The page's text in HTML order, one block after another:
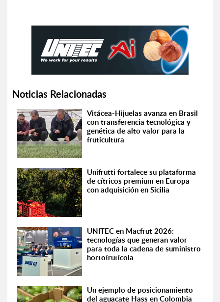
Noticias Relacionadas
Vitácea-Hijuelas avanza en Brasil
con transferencia tecnológica y
genética de alto valor para la
fruticultura
Unifrutti fortalece su plataforma
de cítricos premium en Europa
con adquisición en Sicilia
UNITEC en Macfrut 2026:
tecnologías que generan valor
para toda la cadena de suministro
hortofrutícola
Un ejemplo de posicionamiento
del aguacate Hass en Colombia